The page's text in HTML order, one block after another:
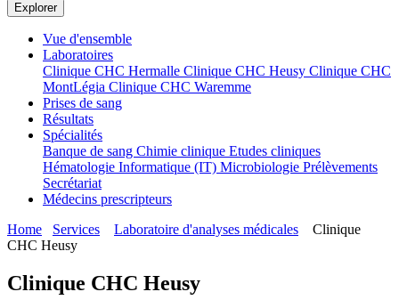
Explorer
Vue d'ensemble
Laboratoires
Clinique CHC Hermalle Clinique CHC Heusy Clinique CHC
MontLégia Clinique CHC Waremme
Prises de sang
Résultats
Spécialités
Banque de sang Chimie clinique Etudes cliniques
Hématologie Informatique (IT) Microbiologie Prélèvements
Secrétariat
Médecins prescripteurs
Home
Services Laboratoire d'analyses médicales
Clinique
CHC Heusy
Clinique CHC Heusy